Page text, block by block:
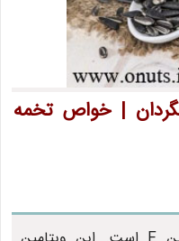
| خواص تخمه